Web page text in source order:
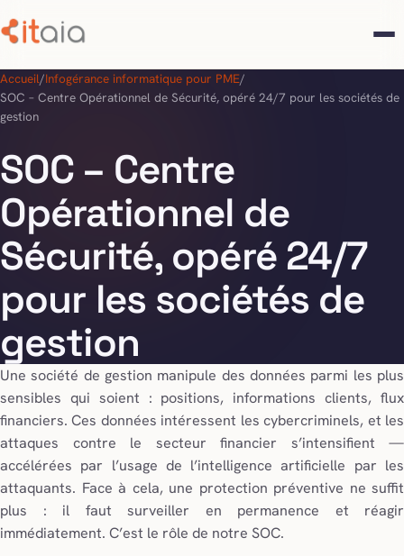
Accueil/Infogérance informatique pour PME/
SOC – Centre Opérationnel de Sécurité, opéré 24/7 pour les sociétés de
gestion
SOC – Centre
Opérationnel de
Sécurité, opéré 24/7
pour les sociétés de
gestion
Une société de gestion manipule des données parmi les plus
sensibles qui soient : positions, informations clients, flux
financiers. Ces données intéressent les cybercriminels, et les
attaques contre le secteur financier s’intensifient —
accélérées par l’usage de l’intelligence artificielle par les
attaquants. Face à cela, une protection préventive ne suffit
plus : il faut surveiller en permanence et réagir
immédiatement. C’est le rôle de notre SOC.